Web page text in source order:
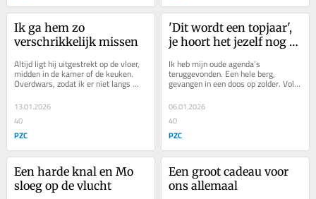
Ik ga hem zo
verschrikkelijk missen
Altijd ligt hij uitgestrekt op de vloer,
midden in de kamer of de keuken.
Overdwars, zodat ik er niet langs
kan. Vroeger stapte ik zuchtend en...
13.01.2026
40
PZC
'Dit wordt een topjaar',
je hoort het jezelf nog
Ik heb mijn oude agenda’s
teruggevonden. Een hele berg,
gevangen in een doos op zolder. Vol
gebeurtenissen en herinneringen,
maar ooit waren ze leeg.
06.01.2026
40
PZC
Een harde knal en Mo
sloeg op de vlucht
Een groot cadeau voor
ons allemaal